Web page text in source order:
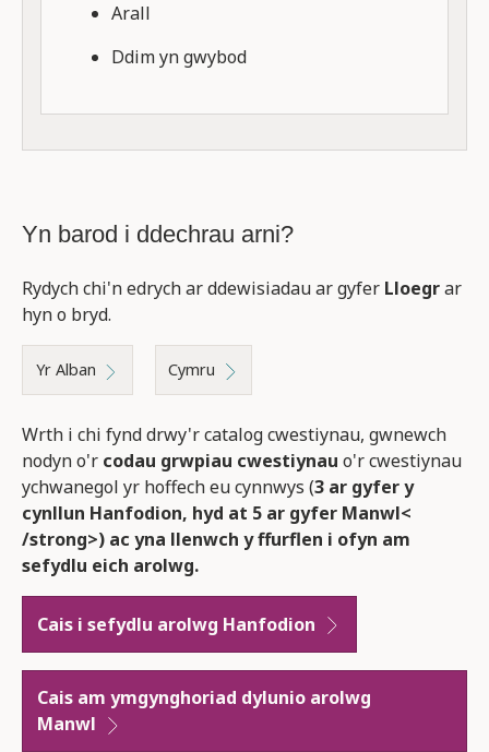
Arall
Ddim yn gwybod
Yn barod i ddechrau arni?
Rydych chi'n edrych ar ddewisiadau ar gyfer Lloegrar
hyn o bryd.
Yr Alban Cymru
Wrth i chi fynd drwy'r catalog cwestiynau, gwnewch
nodyn o'r codau grwpiau cwestiynau o'r cwestiynau
ychwanegol yr hoffech eu cynnwys (3 ar gyfer y
cynllun Hanfodion, hyd at 5 ar gyfer Manwl<
/strong>) ac yna llenwch y ffurflen i ofyn am
sefydlu eich arolwg.
Cais i sefydlu arolwg Hanfodion
Cais am ymgynghoriad dylunio arolwg
Manwl